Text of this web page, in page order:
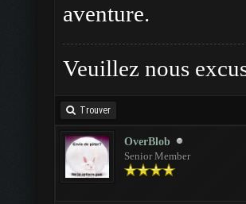
aventure.
Veuillez nous
Trouver
OverBlob
Senior Member